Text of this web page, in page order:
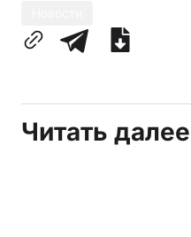
Читать далее